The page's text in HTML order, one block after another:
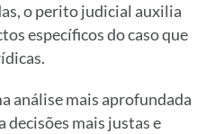
o perito judicial auxilia
específicos do caso que
análise mais aprofundada
decisões mais justas e